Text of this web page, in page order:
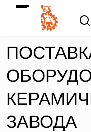
ЗАВОДА